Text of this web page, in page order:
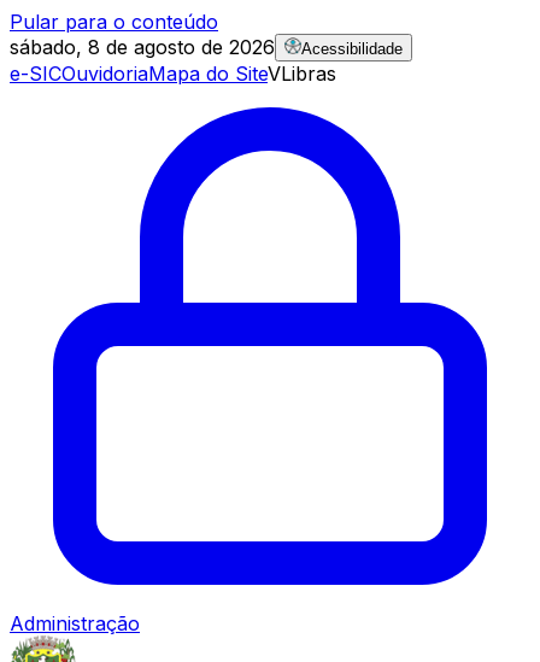
Pular para o conteúdo
sábado, 8 de agosto de 2026
Acessibilidade
e-SICOuvidoriaMapa do SiteVLibras
Administração